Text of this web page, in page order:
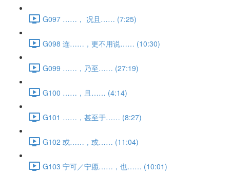
G097 ……， 况且…… (7:25)
G098 连……，更不用说…… (10:30)
G099 ……，乃至…… (27:19)
G100 ……，且…… (4:14)
G101 ……，甚至于…… (8:27)
G102 或……，或…… (11:04)
G103 宁可／宁愿……，也…… (10:01)